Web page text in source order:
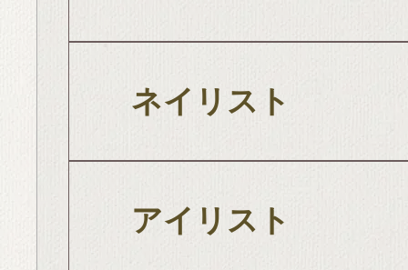
ネイリスト
アイリスト